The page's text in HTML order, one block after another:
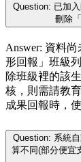
Question: 已加
刪除
Answer: 資料
形回報」班級
除班級裡的該
核，則需請教
成果回報時，
Question: 系統
算不同(部分便宜